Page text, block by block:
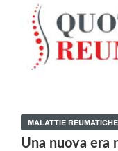
MALATTIE REUMATICHE
Una nuova era